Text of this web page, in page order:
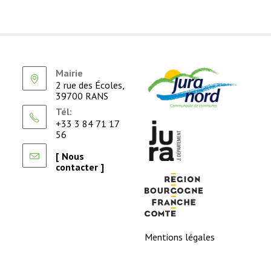
Mairie
2 rue des Écoles,
39700 RANS
Tél:
+33 3 84 71 17
56
[ Nous
contacter ]
Mentions légales